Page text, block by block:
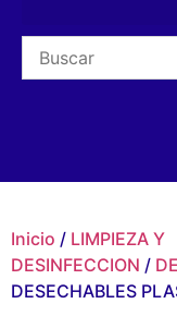
Inicio / LIMPIEZA Y
DESINFECCION /
DESECHABLES